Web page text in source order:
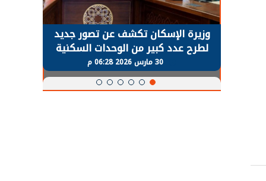
وزيرة الإسكان تكشف عن تصور جديد
لطرح عدد كبير من الوحدات السكنية
بنظام الإيجار